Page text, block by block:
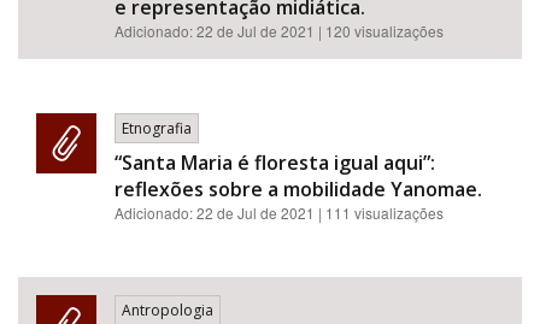
e representação midiática.
Adicionado:22 de Jul de 2021 | 120 visualizações
Etnografia
“Santa Maria é floresta igual aqui”:
reflexões sobre a mobilidade Yanomae.
Adicionado:22 de Jul de 2021 | 111 visualizações
Antropologia